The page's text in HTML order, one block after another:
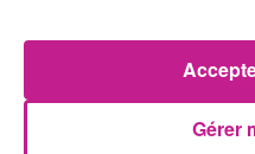
compétences humaines et
C’est la promesse de base
y aura 24 entreprisesGérer